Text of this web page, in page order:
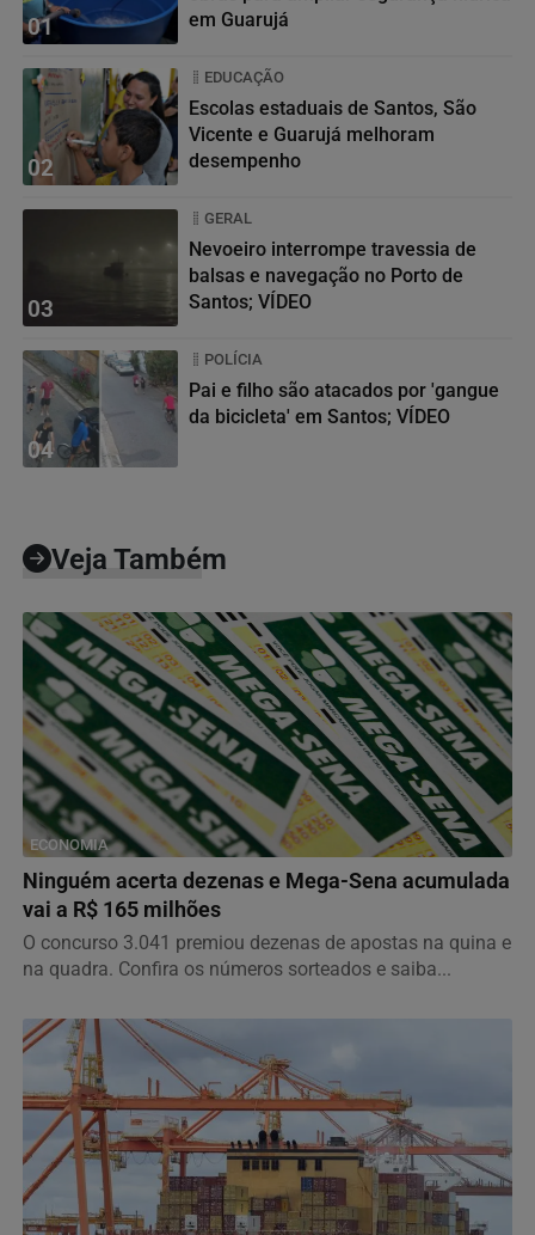
01
em Guarujá
02
EDUCAÇÃO
Escolas estaduais de Santos, São
Vicente e Guarujá melhoram
desempenho
03
GERAL
Nevoeiro interrompe travessia de
balsas e navegação no Porto de
Santos; VÍDEO
04
POLÍCIA
Pai e filho são atacados por 'gangue
da bicicleta' em Santos; VÍDEO
Veja Também
ECONOMIA
Ninguém acerta dezenas e Mega-Sena acumulada
vai a R$ 165 milhões
O concurso 3.041 premiou dezenas de apostas na quina e
na quadra. Confira os números sorteados e saiba...